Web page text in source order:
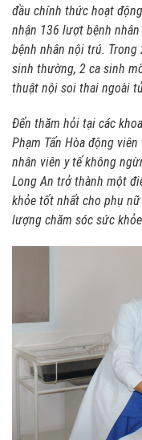
đầu chính thức hoạt
nhận 136 lượt bệnh
bệnh nhân nội trú.
sinh thường, 2 ca sinh
thuật nội soi thai ngoài
Đến thăm hỏi tại các
Phạm Tấn Hòa động
nhân viên y tế không
Long An trở thành một
khỏe tốt nhất cho phụ
lượng chăm sóc sức